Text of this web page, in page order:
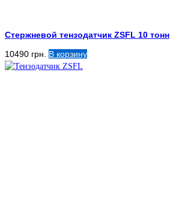
Стержневой тензодатчик ZSFL 10 тонн
10490 грн. В корзину